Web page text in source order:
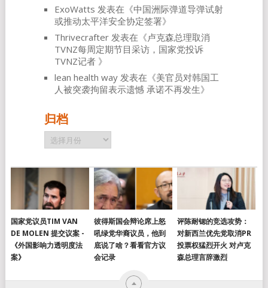
ExoWatts 发表在《中国洲际弹道导弹试射
或推动太平洋安全协定签署》
Thrivecrafter发表在《卢克森总理取消
TVNZ每周定期节目采访，国家党投诉
TVNZ记者 》
lean health way发表在《美官员对韩国工
人被突袭拘留表示遗憾 承诺不再发生》
归档
归
档
国家党议员TIM VAN
DE MOLEN 提交议案 -
《外国影响力透明度法
案》
彼得斯国会辩论席上怒
吼绿党华裔议员，他到
底说了啥？看看官方议
会记录
评陈耐锶的竞选攻势：
对新西兰优先党取消PR
投票权猛烈开火 对卢克
森总理言辞激烈